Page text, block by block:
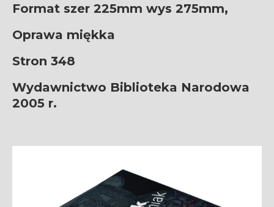
Format szer 225mm wys 275mm,
Oprawa miękka
Stron 348
Wydawnictwo Biblioteka Narodowa
2005 r.